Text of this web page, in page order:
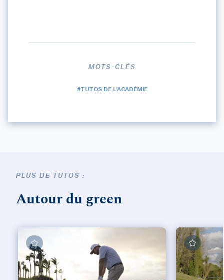
MOTS-CLÉS
#TUTOS DE L'ACADÉMIE
PLUS DE TUTOS :
Autour du green